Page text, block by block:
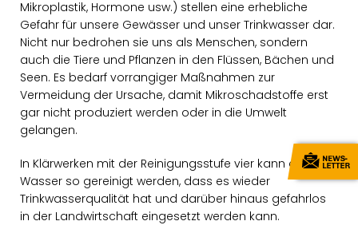
Mikroplastik, Hormone usw.) stellen eine erhebliche
Gefahr für unsere Gewässer und unser Trinkwasser dar.
Nicht nur bedrohen sie uns als Menschen, sondern
auch die Tiere und Pflanzen in den Flüssen, Bächen und
Seen. Es bedarf vorrangiger Maßnahmen zur
Vermeidung der Ursache, damit Mikroschadstoffe erst
gar nicht produziert werden oder in die Umwelt
gelangen.
In Klärwerken mit der Reinigungsstufe vier kann das
Wasser so gereinigt werden, dass es wieder
Trinkwasserqualität hat und darüber hinaus gefahrlos
in der Landwirtschaft eingesetzt werden kann.